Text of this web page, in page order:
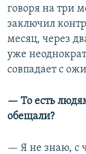
говоря на три
заключил
месяц, через
уже
совпадает с
— То есть
обещали?
— Я не знаю, с